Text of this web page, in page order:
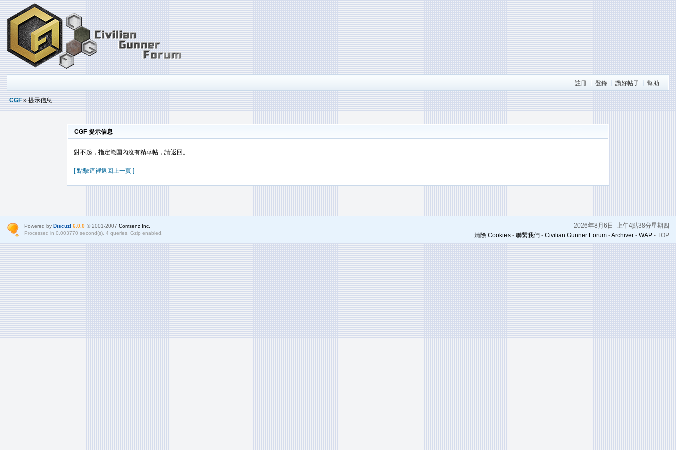
註冊 登錄 讚好帖子 幫助
CGF» 提示信息
CGF 提示信息
對不起，指定範圍內沒有精華帖，請返回。
[ 點擊這裡返回上一頁 ]
2026年8月6日- 上午4點38分星期四
清除 Cookies- 聯繫我們 - Civilian Gunner Forum-Archiver- WAP- TOP
Powered byDiscuz! 6.0.0 © 2001-2007Comsenz Inc.
Processed in 0.003770 second(s), 4 queries, Gzip enabled.